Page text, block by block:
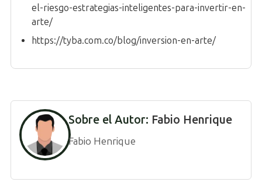
el-riesgo-estrategias-inteligentes-para-invertir-en-
arte/
https://tyba.com.co/blog/inversion-en-arte/
Sobre el Autor: Fabio Henrique
Fabio Henrique